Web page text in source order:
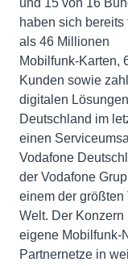
und 15 von 16
haben sich
als 46 Millionen
Mobilfunk-Karten,
Kunden sowie
digitalen
Deutschland im
einen
Vodafone
der Vodafone
einem der größten
Welt. Der Konzern
eigene Mobilfunk-
Partnernetze in